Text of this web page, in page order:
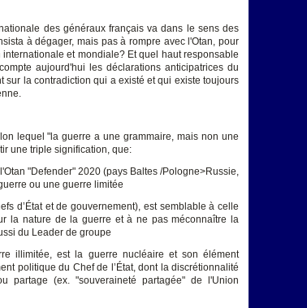
des généraux français va dans le sens des
à dégager, mais pas à rompre avec l'Otan, pour
et mondiale? Et quel haut responsable
aujourd'hui les déclarations anticipatrices du
sur la contradiction qui a existé et qui existe toujours
lequel "la guerre a une grammaire, mais non une
une triple signification, que:
"Defender" 2020 (pays Baltes /Pologne>Russie,
ou une guerre limitée
d’État et de gouvernement), est semblable à celle
la nature de la guerre et à ne pas méconnaître la
du Leader de groupe
illimitée, est la guerre nucléaire et son élément
politique du Chef de l’État, dont la discrétionnalité
partage (ex. "souveraineté partagée" de l'Union